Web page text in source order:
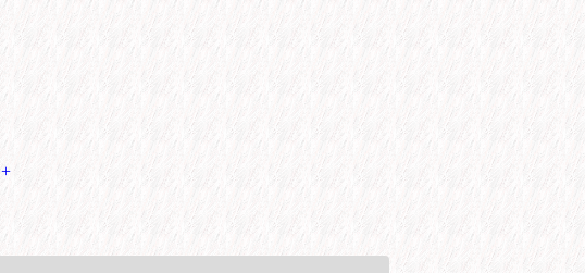
+